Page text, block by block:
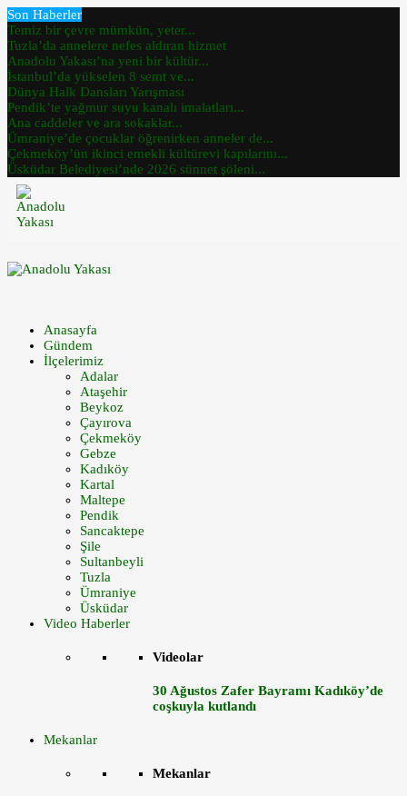
Son Haberler
Temiz bir çevre mümkün, yeter...
Tuzla’da annelere nefes aldıran hizmet
Anadolu Yakası’na yeni bir kültür...
İstanbul’da yükselen 8 semt ve...
Dünya Halk Dansları Yarışması
Pendik’te yağmur suyu kanalı imalatları...
Ana caddeler ve ara sokaklar...
Ümraniye’de çocuklar öğrenirken anneler de...
Çekmeköy’ün ikinci emekli kültürevi kapılarını...
Üsküdar Belediyesi’nde 2026 sünnet şöleni...
Anasayfa
Gündem
İlçelerimiz
Adalar
Ataşehir
Beykoz
Çayırova
Çekmeköy
Gebze
Kadıköy
Kartal
Maltepe
Pendik
Sancaktepe
Şile
Sultanbeyli
Tuzla
Ümraniye
Üsküdar
Video Haberler
Videolar
30 Ağustos Zafer Bayramı Kadıköy’de
coşkuyla kutlandı
Mekanlar
Mekanlar